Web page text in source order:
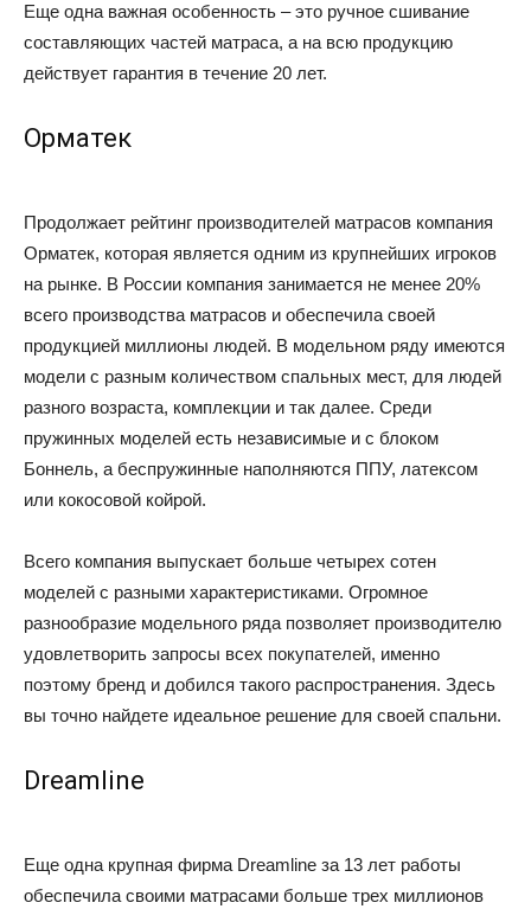
Еще одна важная особенность – это ручное сшивание
составляющих частей матраса, а на всю продукцию
действует гарантия в течение 20 лет.
Орматек
Продолжает рейтинг производителей матрасов компания
Орматек, которая является одним из крупнейших игроков
на рынке. В России компания занимается не менее 20%
всего производства матрасов и обеспечила своей
продукцией миллионы людей. В модельном ряду имеются
модели с разным количеством спальных мест, для людей
разного возраста, комплекции и так далее. Среди
пружинных моделей есть независимые и с блоком
Боннель, а беспружинные наполняются ППУ, латексом
или кокосовой койрой.
Всего компания выпускает больше четырех сотен
моделей с разными характеристиками. Огромное
разнообразие модельного ряда позволяет производителю
удовлетворить запросы всех покупателей, именно
поэтому бренд и добился такого распространения. Здесь
вы точно найдете идеальное решение для своей спальни.
Dreamline
Еще одна крупная фирма Dreamline за 13 лет работы
обеспечила своими матрасами больше трех миллионов